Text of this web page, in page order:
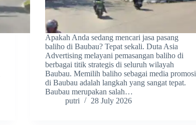
Apakah Anda sedang mencari jasa pasang
baliho di Baubau? Tepat sekali. Duta Asia
Advertising melayani pemasangan baliho di
berbagai titik strategis di seluruh wilayah
Baubau. Memilih baliho sebagai media promosi
di Baubau adalah langkah yang sangat tepat.
Baubau merupakan salah…
putri
28 July 2026